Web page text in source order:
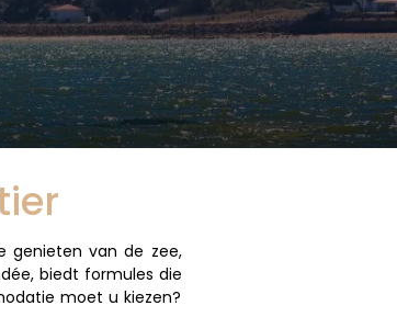
genieten van de zee,
biedt formules die
moet u kiezen?